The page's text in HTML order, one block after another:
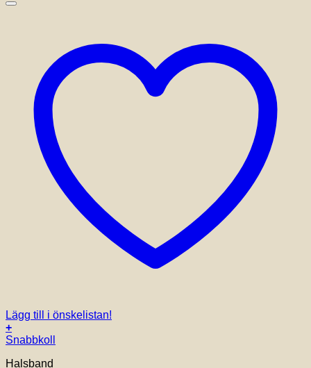
Lägg till i önskelistan!
+
Snabbkoll
Halsband